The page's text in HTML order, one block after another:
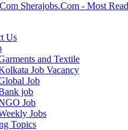
Sherajobs.Com - Most
Us
and Textile
Job Vacancy
Job
job
Job
Jobs
Topics